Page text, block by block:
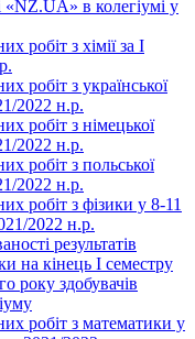
в колегіумі у
робіт з хімії за І
робіт з української
2022 н.р.
робіт з німецької
2022 н.р.
робіт з польської
2022 н.р.
робіт з фізики у 8-11
2022 н.р.
результатів
на кінець І семестру
року здобувачів
робіт з математики у